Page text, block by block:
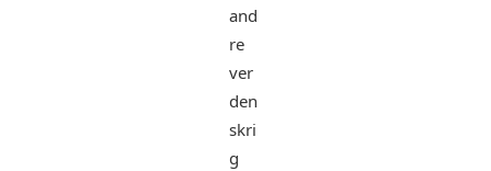
and
re
ver
den
skri
g